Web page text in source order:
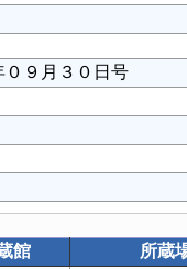
０９月３０日号
館 所蔵